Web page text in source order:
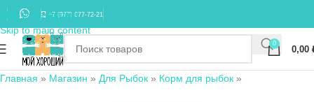
Skip to navigation
Skip to main content
+7 (977) 677-72-21
0
0,00
Главная » Магазин » Для Рыбок » Корм для рыбок »